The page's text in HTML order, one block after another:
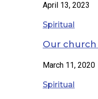
April 13, 2023
Spiritual
Our
March 11, 2020
Spiritual